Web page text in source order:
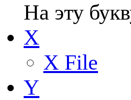
На эту
X
X File
Y